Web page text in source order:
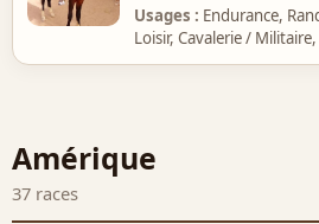
Usages
Endurance,
Loisir, Cavalerie /
Amérique
37 races